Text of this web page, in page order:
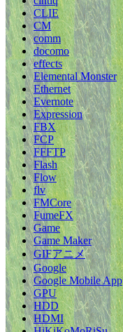
CLIE
CM
comm
docomo
effects
Elemental Monster
Ethernet
Evernote
Expression
FBX
FCP
FFFTP
Flash
Flow
flv
FMCore
FumeFX
Game
Game Maker
GIFアニメ
Google
Google Mobile App
GPU
HDD
HDMI